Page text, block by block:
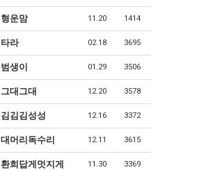
형운맘 11.20 1414
타라 02.18 3695
범생이 01.29 3506
그대그대 12.20 3578
김김김성성 12.16 3372
대머리독수리 12.11 3615
환희답게멋지게 11.30 3369